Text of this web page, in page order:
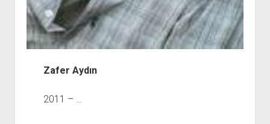
Zafer Aydın
2011 – …